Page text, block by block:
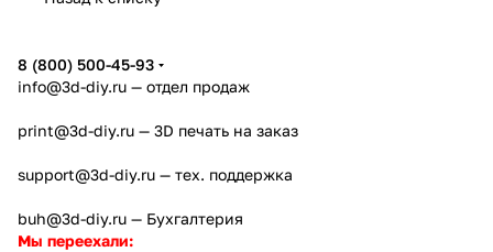
8 (800) 500-45-93
info@3d-diy.ru — отдел продаж
print@3d-diy.ru — 3D печать на заказ
support@3d-diy.ru — тех. поддержка
buh@3d-diy.ru — Бухгалтерия
Мы переехали: